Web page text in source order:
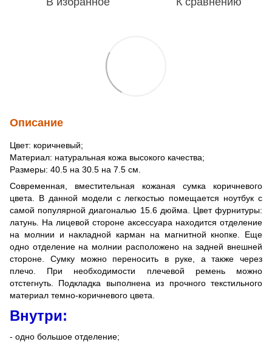
Описание
Цвет: коричневый;
Материал: натуральная кожа высокого качества;
Размеры: 40.5 на 30.5 на 7.5 см.
Современная, вместительная кожаная сумка коричневого
цвета. В данной модели с легкостью помещается ноутбук с
самой популярной диагональю 15.6 дюйма. Цвет фурнитуры:
латунь. На лицевой стороне аксессуара находится отделение
на молнии и накладной карман на магнитной кнопке. Еще
одно отделение на молнии расположено на задней внешней
стороне. Сумку можно переносить в руке, а также через
плечо. При необходимости плечевой ремень можно
отстегнуть. Подкладка выполнена из прочного текстильного
материал темно-коричневого цвета.
Внутри:
- одно большое отделение;